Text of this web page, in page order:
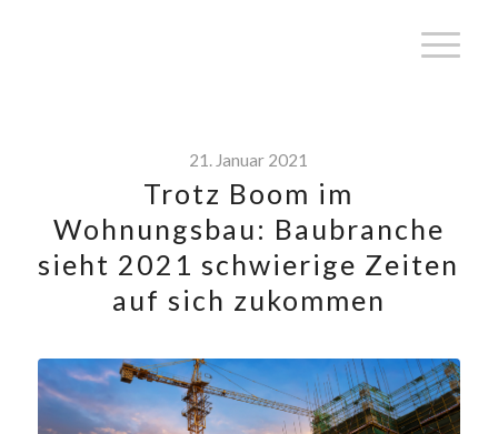
21. Januar 2021
Trotz Boom im
Wohnungsbau: Baubranche
sieht 2021 schwierige Zeiten
auf sich zukommen